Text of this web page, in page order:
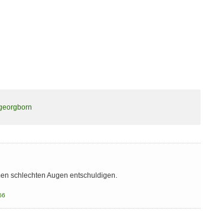
schlechten Augen entschuldigen.